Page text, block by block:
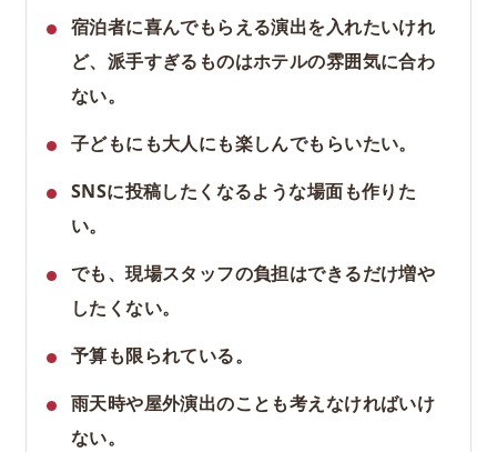
宿泊者に喜んでもらえる演出を入れたいけれ
ど、派手すぎるものはホテルの雰囲気に合わ
ない。
子どもにも大人にも楽しんでもらいたい。
SNSに投稿したくなるような場面も作りた
い。
でも、現場スタッフの負担はできるだけ増や
したくない。
予算も限られている。
雨天時や屋外演出のことも考えなければいけ
ない。